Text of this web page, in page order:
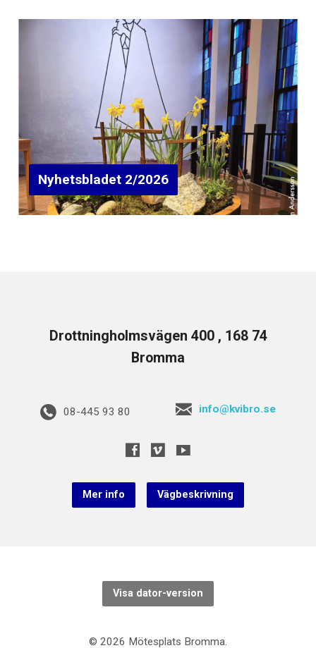
Nyhetsbladet 2/2026
Drottningholmsvägen 400 , 168 74
Bromma
08-445 93 80 info@kvibro.se
Mer info Vägbeskrivning
Visa dator-version
© 2026 Mötesplats Bromma.